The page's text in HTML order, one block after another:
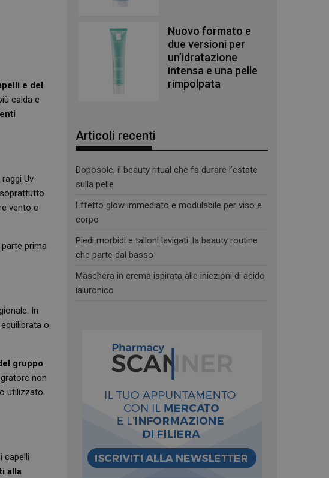
e del
calda e
Uv
vento e
prima
In
o
gruppo
non
utilizzato
capelli
alla
Nuovo formato e
due versioni per
un’idratazione
intensa e una pelle
rimpolpata
Articoli recenti
Doposole, il beauty ritual che fa durare l’estate
sulla pelle
Effetto glow immediato e modulabile per viso e
corpo
Piedi morbidi e talloni levigati: la beauty routine
che parte dal basso
Maschera in crema ispirata alle iniezioni di acido
ialuronico